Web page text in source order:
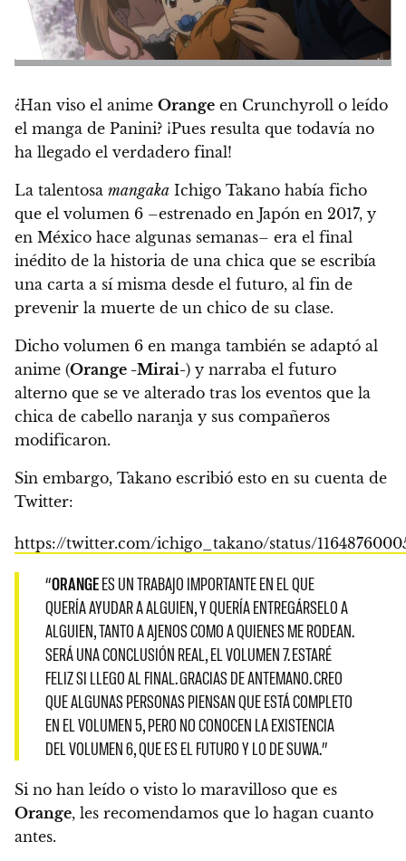
¿Han viso el anime Orange en Crunchyroll o leído
el manga de Panini? ¡Pues resulta que todavía no
ha llegado el verdadero final!
La talentosa mangaka Ichigo Takano había ficho
que el volumen 6 –estrenado en Japón en 2017, y
en México hace algunas semanas– era el final
inédito de la historia de una chica que se escribía
una carta a sí misma desde el futuro, al fin de
prevenir la muerte de un chico de su clase.
Dicho volumen 6 en manga también se adaptó al
anime (Orange -Mirai-) y narraba el futuro
alterno que se ve alterado tras los eventos que la
chica de cabello naranja y sus compañeros
modificaron.
Sin embargo, Takano escribió esto en su cuenta de
Twitter:
https://twitter.com/ichigo_takano/status/
“ORANGEES UN TRABAJO IMPORTANTE EN EL QUE
QUERÍA AYUDAR A ALGUIEN, Y QUERÍA ENTREGÁRSELO A
ALGUIEN, TANTO A AJENOS COMO A QUIENES ME RODEAN.
SERÁ UNA CONCLUSIÓN REAL, EL VOLUMEN 7. ESTARÉ
FELIZ SI LLEGO AL FINAL. GRACIAS DE ANTEMANO. CREO
QUE ALGUNAS PERSONAS PIENSAN QUE ESTÁ COMPLETO
EN EL VOLUMEN 5, PERO NO CONOCEN LA EXISTENCIA
DEL VOLUMEN 6, QUE ES EL FUTURO Y LO DE SUWA.”
Si no han leído o visto lo maravilloso que es
Orange, les recomendamos que lo hagan cuanto
antes.